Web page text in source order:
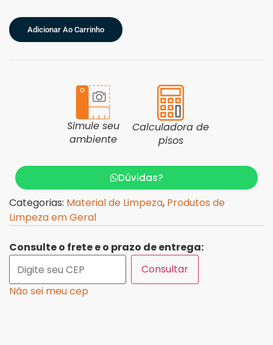
Adicionar Ao Carrinho
Simule seu
ambiente
Calculadora de
pisos
Dúvidas?
Categorias: Material de Limpeza, Produtos de
Limpeza em Geral
Consulte o frete e o prazo de entrega:
Consultar
Não sei meu cep